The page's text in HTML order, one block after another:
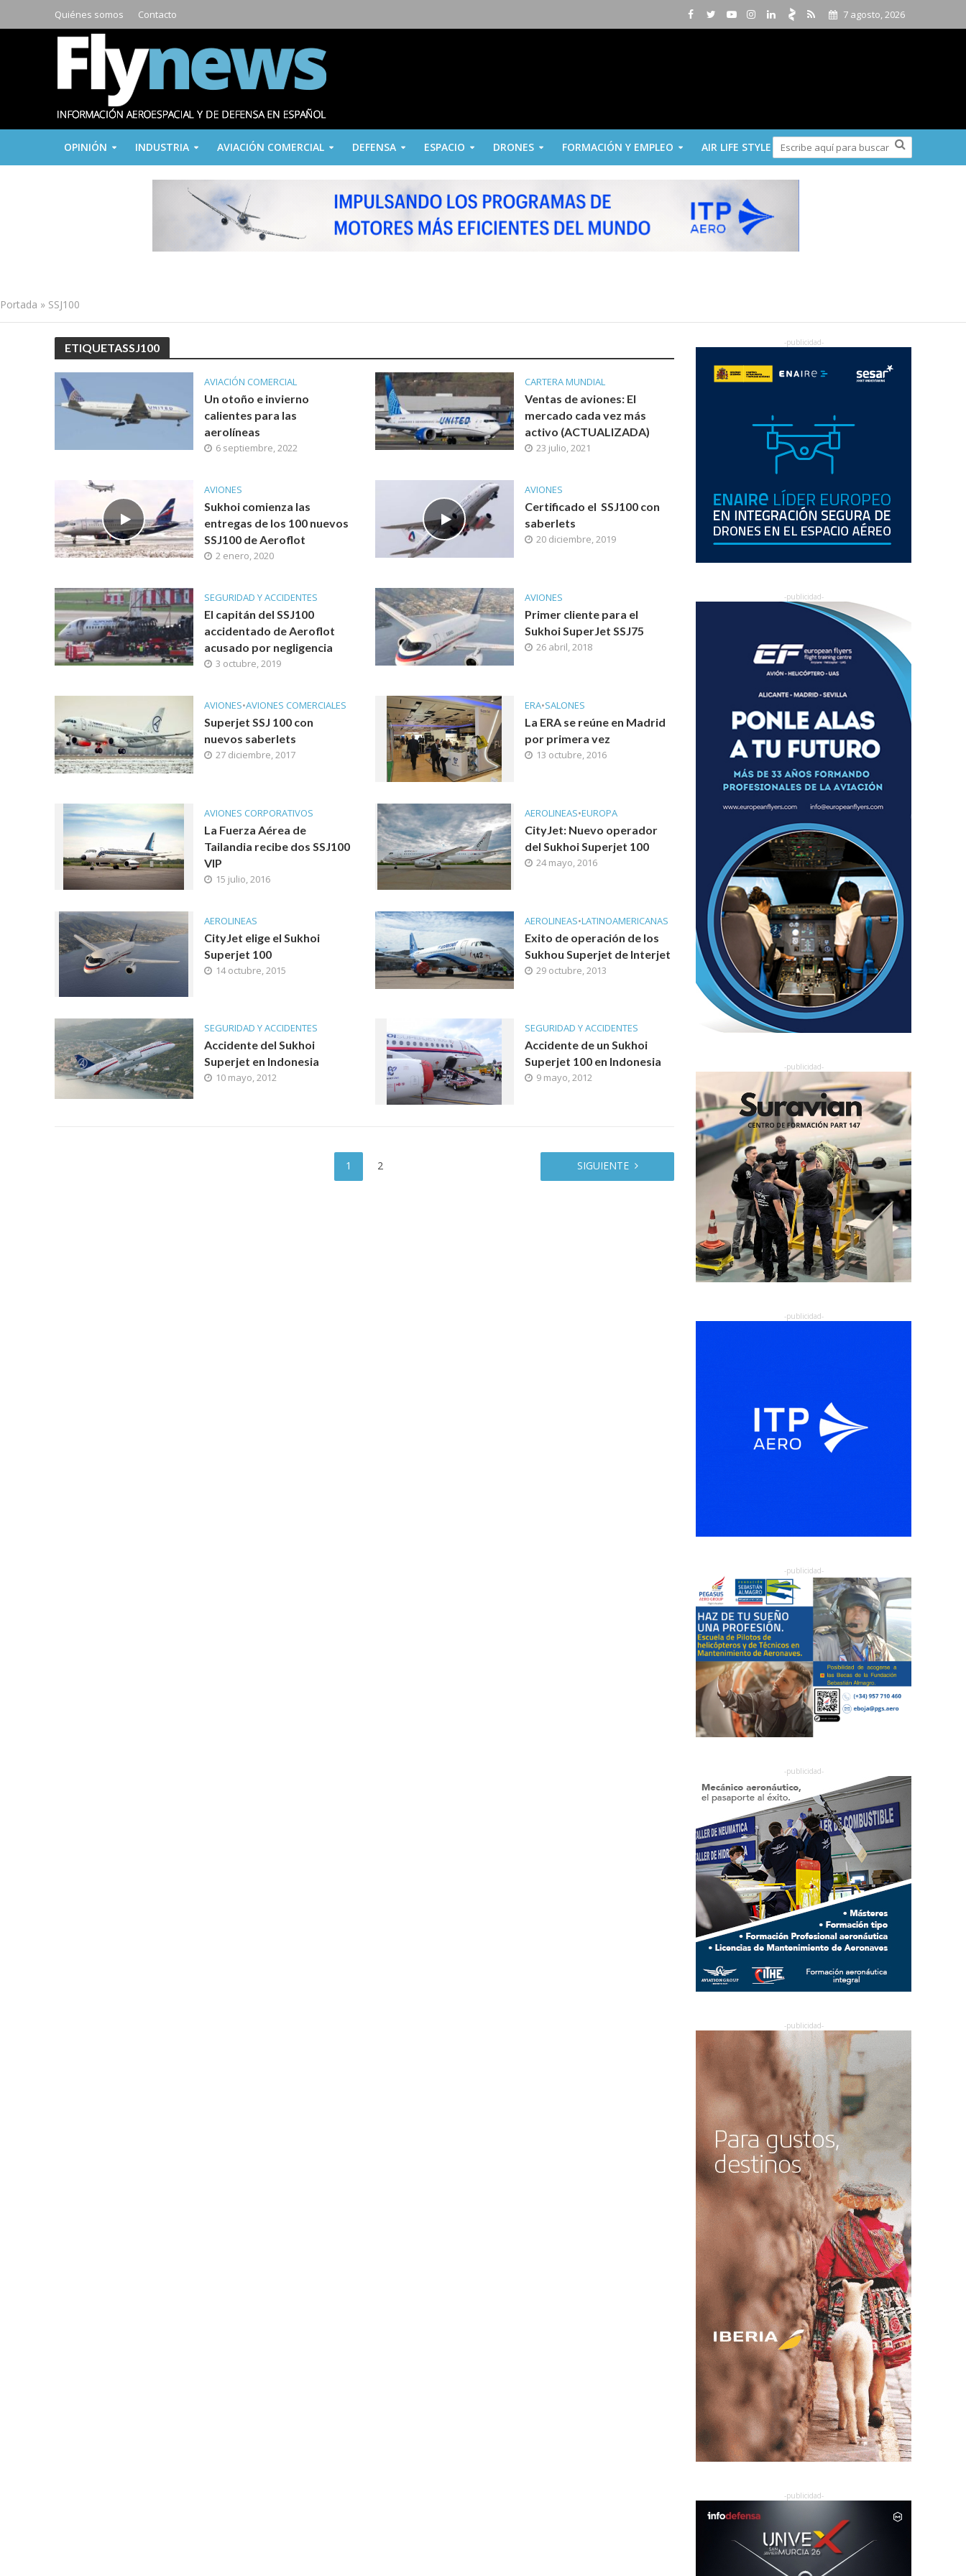
Quiénes somos Contacto 7 agosto, 2026
OPINIÓN INDUSTRIA AVIACIÓN COMERCIAL DEFENSA ESPACIO DRONES FORMACIÓN Y EMPLEO AIR LIFE STYLE
Portada » SSJ100
ETIQUETASSJ100
AVIACIÓN COMERCIAL
Un otoño e invierno
calientes para las
aerolíneas
6 septiembre, 2022
CARTERA MUNDIAL
Ventas de aviones: El
mercado cada vez más
activo (ACTUALIZADA)
23 julio, 2021
AVIONES
Sukhoi comienza las
entregas de los 100 nuevos
SSJ100 de Aeroflot
2 enero, 2020
AVIONES
Certificado el SSJ100 con
saberlets
20 diciembre, 2019
SEGURIDAD Y ACCIDENTES
El capitán del SSJ100
accidentado de Aeroflot
acusado por negligencia
3 octubre, 2019
AVIONES
Primer cliente para el
Sukhoi SuperJet SSJ75
26 abril, 2018
AVIONES•AVIONES COMERCIALES
Superjet SSJ 100 con
nuevos saberlets
27 diciembre, 2017
ERA•SALONES
La ERA se reúne en Madrid
por primera vez
13 octubre, 2016
AVIONES CORPORATIVOS
La Fuerza Aérea de
Tailandia recibe dos SSJ100
VIP
15 julio, 2016
AEROLINEAS•EUROPA
CityJet: Nuevo operador
del Sukhoi Superjet 100
24 mayo, 2016
AEROLINEAS
CityJet elige el Sukhoi
Superjet 100
14 octubre, 2015
AEROLINEAS•LATINOAMERICANAS
Exito de operación de los
Sukhou Superjet de Interjet
29 octubre, 2013
SEGURIDAD Y ACCIDENTES
Accidente del Sukhoi
Superjet en Indonesia
10 mayo, 2012
SEGURIDAD Y ACCIDENTES
Accidente de un Sukhoi
Superjet 100 en Indonesia
9 mayo, 2012
1 2 SIGUIENTE